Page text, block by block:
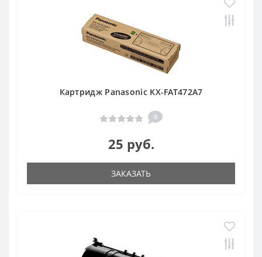
Картридж Panasonic KX-FAT472A7
0
25 руб.
ЗАКАЗАТЬ